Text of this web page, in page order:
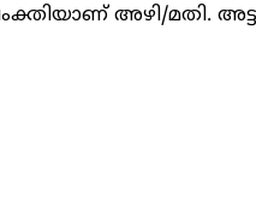
അഴി/മതി.